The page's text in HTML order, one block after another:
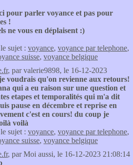
pour parler voyance et pas pour
!
ne vous en déplaisent :)
sujet : voyance, voyance par telephone,
suisse, voyance belgique
, par valerie9898, le 16-12-2023
voudrais qu'on revienne aux retours!
qui a eu raison sur une question et
etapes et temporalités qui m'a dit
pause en décembre et reprise en
c'est en cours! du coup je
voilà
sujet : voyance, voyance par telephone,
suisse, voyance belgique
, par Moi aussi, le 16-12-2023 21:08:14